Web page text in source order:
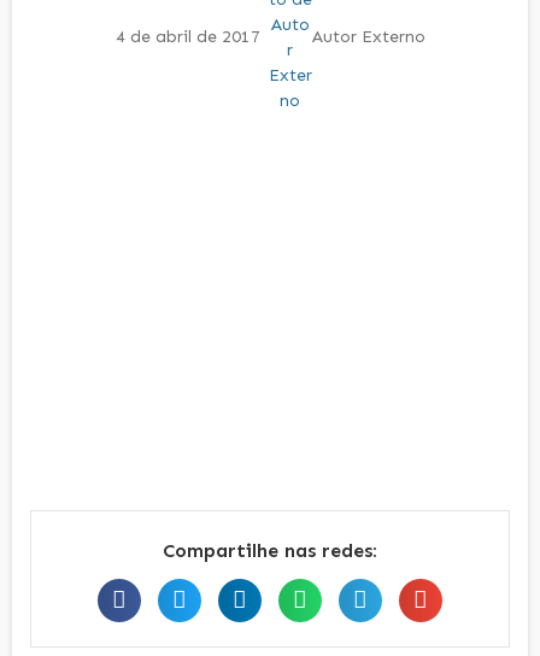
4 de abril de 2017 Autor Externo
Compartilhe nas redes: